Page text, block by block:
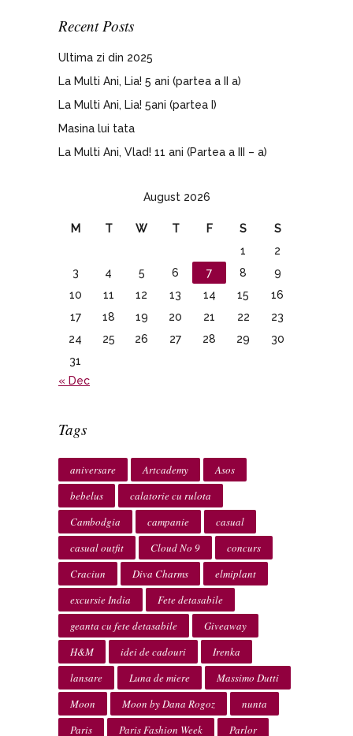
Recent Posts
Ultima zi din 2025
La Multi Ani, Lia! 5 ani (partea a II a)
La Multi Ani, Lia! 5ani (partea I)
Masina lui tata
La Multi Ani, Vlad! 11 ani (Partea a III – a)
August 2026
M T W T F S
S
1
2
3
4 5 6 7 8
9
10
11 12 13 14 15
16
17
18 19 20 21 22
23
24
25 26 27 28 29
30
31
« Dec
Tags
aniversare Artcademy
Asos
bebelus
calatorie cu rulota
Cambodgia
campanie
casual
casual outfit
Cloud No 9
concurs
Craciun
Diva Charms
elmiplant
excursie India
Fete detasabile
geanta cu fete detasabile
Giveaway
H&M
idei de cadouri
Irenka
lansare
Luna de miere
Massimo Dutti
Moon
Moon by Dana Rogoz
nunta
Paris
Paris Fashion Week Parlor